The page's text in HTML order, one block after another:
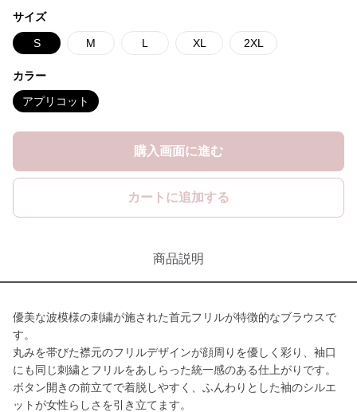
サイズ
S M L XL 2XL
カラー
アプリコット
購入画面に進む
カートに追加する
商品説明
優美な波模様の刺繍が施された首元フリルが特徴的なブラウスで
す。
丸みを帯びた襟元のフリルデザインが顔周りを優しく彩り、袖口
にも同じ刺繍とフリルをあしらった統一感のある仕上がりです。
ボタン開きの前立てで着脱しやすく、ふんわりとした袖のシルエ
ットが女性らしさを引き立てます。